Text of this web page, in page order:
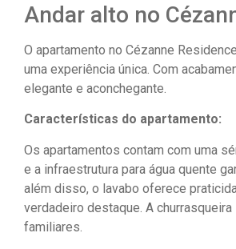
Andar alto no
O apartamento no Cézanne
uma experiência única. Com
elegante e aconchegante.
Características do apartamento:
Os apartamentos contam com uma
e a infraestrutura para água quente
além disso, o lavabo oferece
verdadeiro destaque. A
familiares.